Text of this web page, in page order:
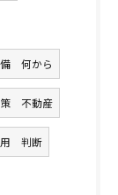
何から
策 不動産
判断